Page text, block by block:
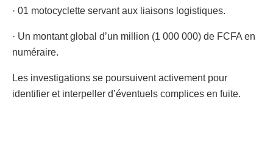
· 01 motocyclette servant aux liaisons logistiques.
· Un montant global d’un million (1 000 000) de FCFA en
numéraire.
Les investigations se poursuivent activement pour
identifier et interpeller d’éventuels complices en fuite.